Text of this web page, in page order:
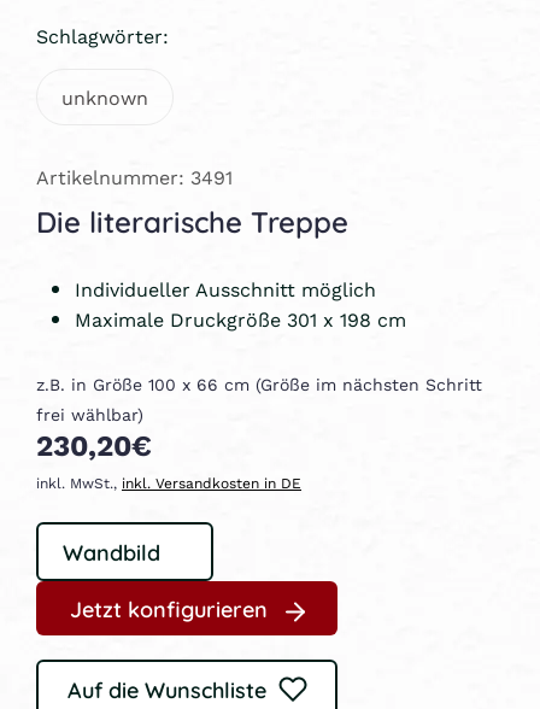
Schlagwörter:
unknown
Artikelnummer: 3491
Die literarische Treppe
Individueller Ausschnitt möglich
Maximale Druckgröße 301 x 198 cm
z.B. in Größe 100 x 66 cm (Größe im nächsten Schritt
frei wählbar)
230,20€
inkl. MwSt., inkl. Versandkosten in DE
Jetzt konfigurieren
Auf die Wunschliste